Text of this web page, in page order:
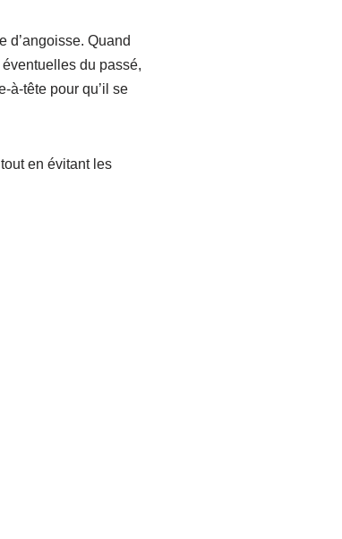
d’angoisse. Quand
du passé,
à-tête pour qu’il se
en évitant les